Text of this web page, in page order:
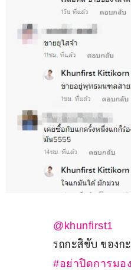
@khunfirst1
รถกะสิขับ ของก
#อย่าปิดการมอ